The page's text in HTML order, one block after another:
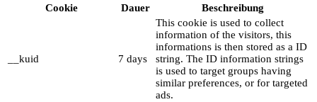
Cookie
Dauer Beschreibung
__kuid 7 days
This cookie is used to collect
information of the visitors, this
informations is then stored as a ID
string. The ID information strings
is used to target groups having
similar preferences, or for targeted
ads.